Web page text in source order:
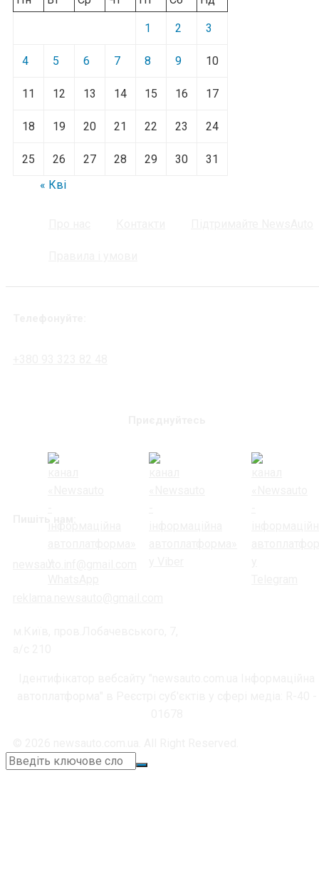
1 2 3
4 5 6 7 8 9 10
11 12 13 14 15 16 17
18 19 20 21 22 23 24
25 26 27 28 29 30
31
« Кві